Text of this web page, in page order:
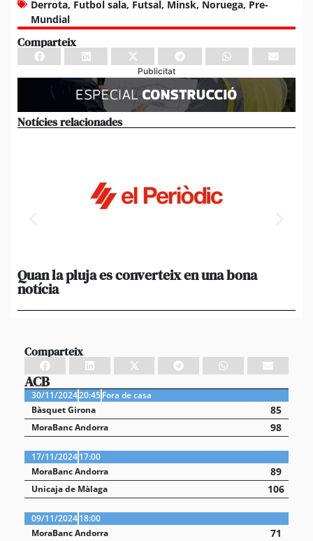
Derrota, Futbol sala, Futsal, Minsk, Noruega, Pre-
Mundial
Comparteix
Publicitat
Notícies relacionades
Quan la pluja es converteix en una bona
notícia
Comparteix
ACB
30/11/202420:45Fora de casa
Bàsquet Girona
85
MoraBanc Andorra 98
17/11/202417:00
MoraBanc Andorra
89
Unicaja de Màlaga 106
09/11/202418:00
MoraBanc Andorra
71